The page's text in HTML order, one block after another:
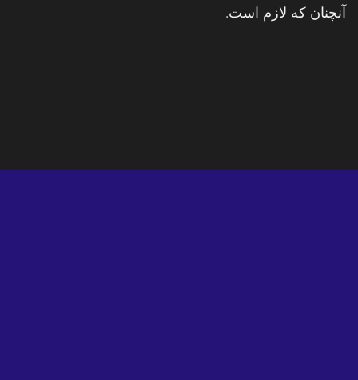
آنچنان که لازم است.